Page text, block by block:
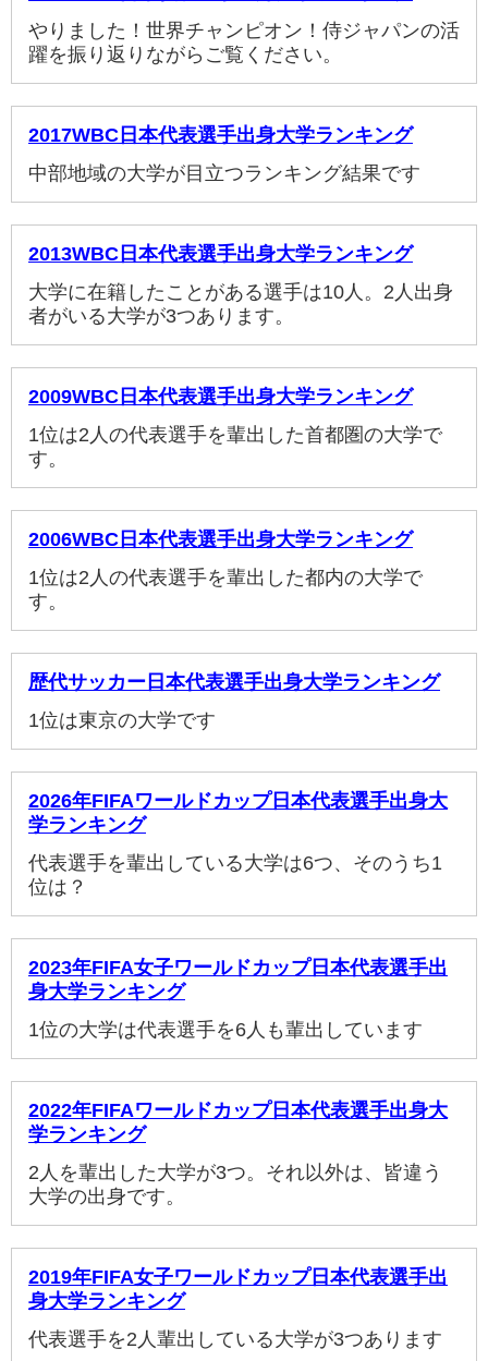
やりました！世界チャンピオン！侍ジャパンの活
躍を振り返りながらご覧ください。
2017WBC日本代表選手出身大学ランキング
中部地域の大学が目立つランキング結果です
2013WBC日本代表選手出身大学ランキング
大学に在籍したことがある選手は10人。2人出身
者がいる大学が3つあります。
2009WBC日本代表選手出身大学ランキング
1位は2人の代表選手を輩出した首都圏の大学で
す。
2006WBC日本代表選手出身大学ランキング
1位は2人の代表選手を輩出した都内の大学で
す。
歴代サッカー日本代表選手出身大学ランキング
1位は東京の大学です
2026年FIFAワールドカップ日本代表選手出身大
学ランキング
代表選手を輩出している大学は6つ、そのうち1
位は？
2023年FIFA女子ワールドカップ日本代表選手出
身大学ランキング
1位の大学は代表選手を6人も輩出しています
2022年FIFAワールドカップ日本代表選手出身大
学ランキング
2人を輩出した大学が3つ。それ以外は、皆違う
大学の出身です。
2019年FIFA女子ワールドカップ日本代表選手出
身大学ランキング
代表選手を2人輩出している大学が3つあります